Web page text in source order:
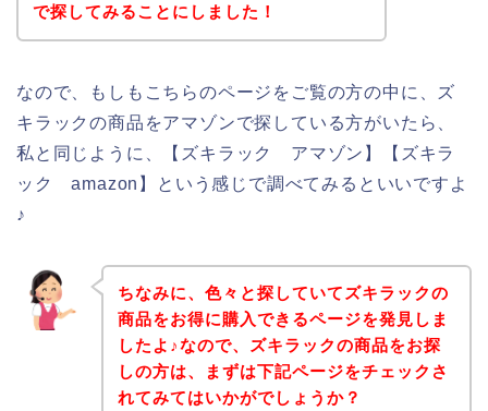
で探してみることにしました！
なので、もしもこちらのページをご覧の方の中に、ズ
キラックの商品をアマゾンで探している方がいたら、
私と同じように、【ズキラック アマゾン】【ズキラ
ック amazon】という感じで調べてみるといいですよ
♪
ちなみに、色々と探していてズキラックの
商品をお得に購入できるページを発見しま
したよ♪なので、ズキラックの商品をお探
しの方は、まずは下記ページをチェックさ
れてみてはいかがでしょうか？